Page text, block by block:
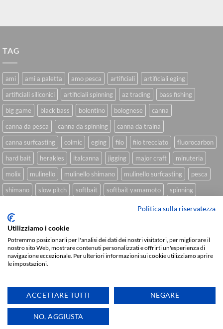
TAG
ami ami a paletta amo pesca artificiali
artificiali eging
artificiali siliconici
artificiali spinning az trading
bass fishing
big game
black bass bolentino bolognese
canna
canna da pesca
canna da spinning
canna da traina
canna surfcasting
colmic eging filo filo trecciato
fluorocarbon
hard bait
herakles italcanna jigging major craft
minuteria
molix
mulinello mulinello shimano mulinello surfcasting
pesca
shimano
slow pitch softbait softbait yamamoto
spinning
trecciato trolling tubertini
Sviluppato daWe Blink Design
Delivery
Copyright 2026 © IlMaestralePesca.it
Politica sulla riservatezza
Utilizziamo i cookie
Potremmo posizionarli per l'analisi dei dati dei nostri visitatori, per migliorare il
nostro sito Web, mostrare contenuti personalizzati e offrirti un'esperienza di
navigazione eccezionale. Per ulteriori informazioni sui cookie utilizziamo aprire
le impostazioni.
ACCETTARE TUTTI NEGARE
NO, AGGIUSTA